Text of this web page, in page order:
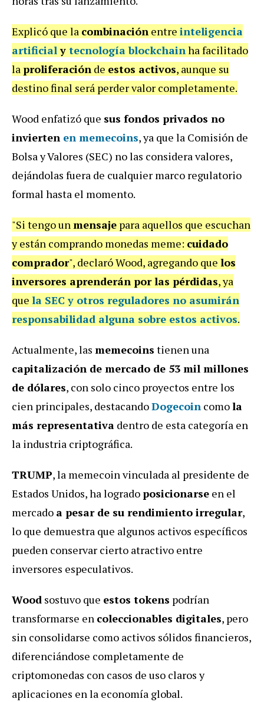
Explicó que la combinación entre inteligencia
artificialy tecnología blockchainha facilitado
laproliferación de estos activos, aunque su
destino final será perder valor completamente.
Wood enfatizó que sus fondos privados no
invierten en memecoins, ya que la Comisión de
Bolsa y Valores (SEC) no las considera valores,
dejándolas fuera de cualquier marco regulatorio
formal hasta el momento.
"Si tengo unmensaje para aquellos que escuchan
y están comprando monedas meme: cuidado
comprador", declaró Wood, agregando que los
inversores aprenderán por las pérdidas, ya
que la SEC y otros reguladores no asumirán
responsabilidad alguna sobre estos activos.
Actualmente, las memecoins tienen una
capitalización de mercado de 53 mil millones
de dólares, con solo cinco proyectos entre los
cien principales, destacandoDogecoin comola
más representativa dentro de esta categoría en
la industria criptográfica.
TRUMP, la memecoin vinculada al presidente de
Estados Unidos, ha logradoposicionarse en el
mercado a pesar de su rendimiento irregular,
lo que demuestra que algunos activos específicos
pueden conservar cierto atractivo entre
inversores especulativos.
Wood sostuvo que estos tokens podrían
transformarse en coleccionables digitales, pero
sin consolidarse como activos sólidos financieros,
diferenciándose completamente de
criptomonedas con casos de uso claros y
aplicaciones en la economía global.